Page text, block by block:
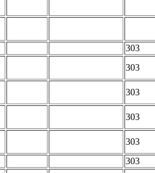
303
303
303
303
303
303